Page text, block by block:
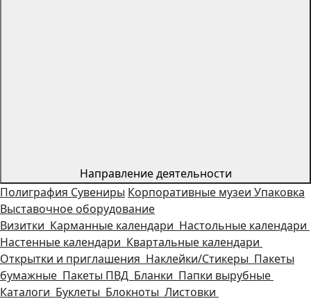
Направление деятельности
Полиграфия Сувениры Корпоративные музеи Упаковка
Выставочное оборудование
Визитки Карманные календари Настольные календари
Настенные календари Квартальные календари
Открытки и приглашения Наклейки/Стикеры Пакеты
бумажные Пакеты ПВД Бланки Папки вырубные
Каталоги Буклеты Блокноты Листовки